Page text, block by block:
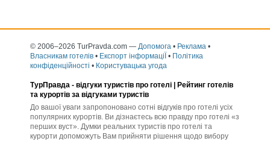
© 2006–2026 TurPravda.com — Допомога • Реклама •
Власникам готелів • Експорт інформаціЇ • Політика
конфіденційності • Користувацька угода
ТурПравда - відгуки туристів про готелі | Рейтинг готелів
та курортів за відгуками туристів
До вашої уваги запропоновано сотні відгуків про готелі усіх
популярних курортів. Ви дізнаєтесь всю правду про готелі «з
перших вуст». Думки реальних туристів про готелі та
курорти допоможуть Вам прийняти рішення щодо вибору